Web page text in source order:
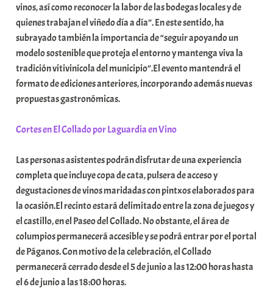
vinos, así como reconocer la labor de las bodegas locales y de
quienes trabajan el viñedo día a día”. En este sentido, ha
subrayado también la importancia de “seguir apoyando un
modelo sostenible que proteja el entorno y mantenga viva la
tradición vitivinícola del municipio”.El evento mantendrá el
formato de ediciones anteriores, incorporando además nuevas
propuestas gastronómicas.
Cortes en El Collado por Laguardia en Vino
Las personas asistentes podrán disfrutar de una experiencia
completa que incluye copa de cata, pulsera de acceso y
degustaciones de vinos maridadas con pintxos elaborados para
la ocasión.El recinto estará delimitado entre la zona de juegos y
el castillo, en el Paseo del Collado. No obstante, el área de
columpios permanecerá accesible y se podrá entrar por el portal
de Páganos. Con motivo de la celebración, el Collado
permanecerá cerrado desde el 5 de junio a las 12:00 horas hasta
el 6 de junio a las 18:00 horas.